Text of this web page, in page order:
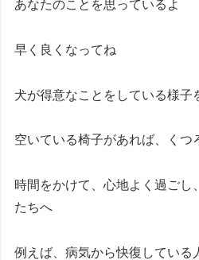
あなたのことを思っているよ
早く良くなってね
犬が得意なことをしている様子
空いている椅子があれば、くつ
時間をかけて、心地よく過ごし
たちへ
例えば、病気から快復している